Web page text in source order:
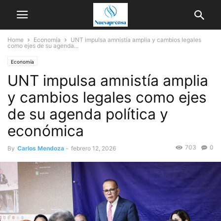
Home Economía
UNT impulsa amnistía amplia y cambios legales
como ejes de su agenda...
Economía
UNT impulsa amnistía amplia
y cambios legales como ejes
de su agenda política y
económica
By Carlos Mendoza - febrero 12, 2026 0
703